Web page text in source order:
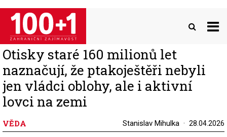
Přejít
hlavnímu
obsahu
Otisky staré 160 milionů let
naznačují, že ptakoještěři nebyli
jen vládci oblohy, ale i aktivní
lovci na zemi
VĚDA Stanislav Mihulka 28.04.2026